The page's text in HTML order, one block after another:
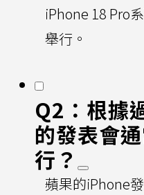
iPhone 18 Pro
舉行。
Q2：根據
的發表會
行？
蘋果的iPhone